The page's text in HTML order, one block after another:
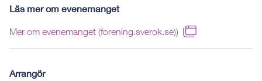
Läs mer om evenemanget
Mer om evenemanget (forening.sverok.se))
Arrangör